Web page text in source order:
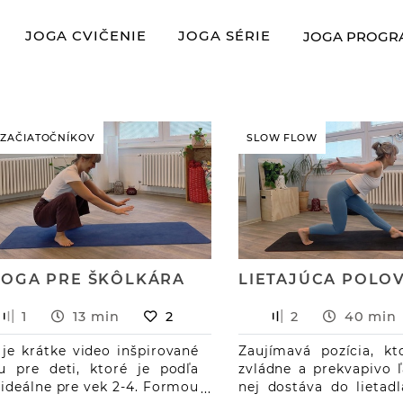
JOGA CVIČENIE JOGA SÉRIE JOGA
PRE ŠKÔLKÁRA
1 13 min 2
je krátke video inšpirované
pre deti, ktoré je podľa
pre vek 2-4. Formou
SLOW FLOW
2 40 min
Zaujímavá pozícia,
zvládne a prekvapivo
nej dostáva do